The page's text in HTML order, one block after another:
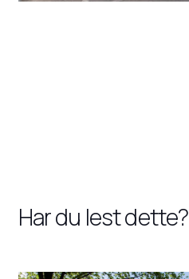
Har du lest dette?